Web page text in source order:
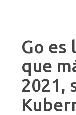
Go es
que
2021,